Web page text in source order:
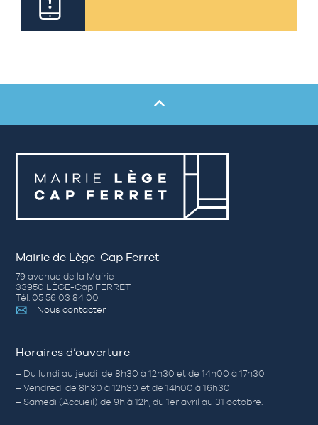
Mairie de Lège-Cap Ferret
79 avenue de la Mairie
33950 LÈGE-Cap FERRET
Tél. 05 56 03 84 00
Nous contacter
Horaires d’ouverture
– Du lundi au jeudi de 8h30 à 12h30 et de 14h00 à 17h30
– Vendredi de 8h30 à 12h30 et de 14h00 à 16h30
– Samedi (Accueil) de 9h à 12h, du 1er avril au 31 octobre.